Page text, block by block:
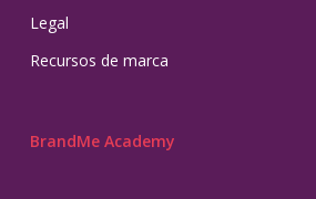
Legal
Recursos de marca
BrandMe Academy